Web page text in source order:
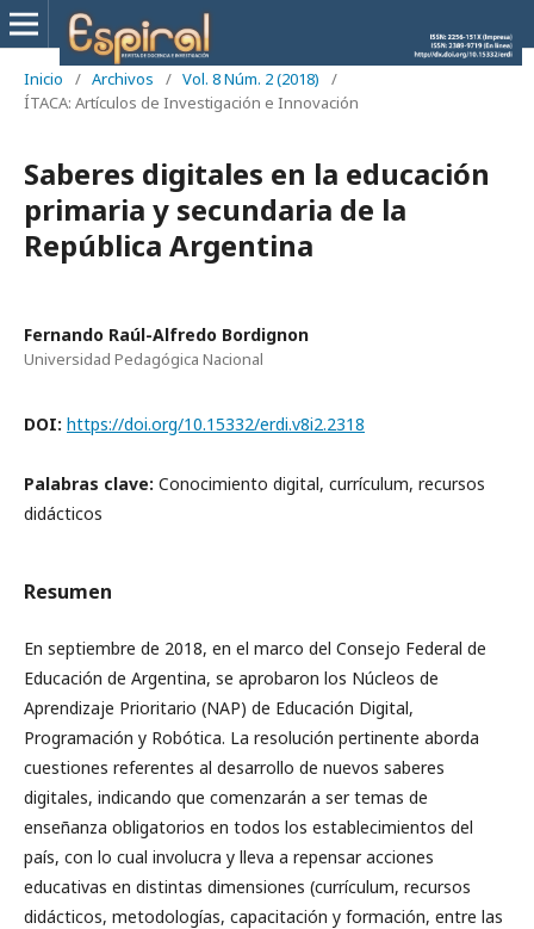
Inicio / Archivos / Vol. 8 Núm. 2 (2018)
/
ÍTACA: Artículos de Investigación e Innovación
Saberes digitales en la educación
primaria y secundaria de la
República Argentina
Fernando Raúl-Alfredo Bordignon
Universidad Pedagógica Nacional
DOI: https://doi.org/10.15332/erdi.v8i2.2318
Palabras clave: Conocimiento digital, currículum, recursos
didácticos
Resumen
En septiembre de 2018, en el marco del Consejo Federal de
Educación de Argentina, se aprobaron los Núcleos de
Aprendizaje Prioritario (NAP) de Educación Digital,
Programación y Robótica. La resolución pertinente aborda
cuestiones referentes al desarrollo de nuevos saberes
digitales, indicando que comenzarán a ser temas de
enseñanza obligatorios en todos los establecimientos del
país, con lo cual involucra y lleva a repensar acciones
educativas en distintas dimensiones (currículum, recursos
didácticos, metodologías, capacitación y formación, entre las